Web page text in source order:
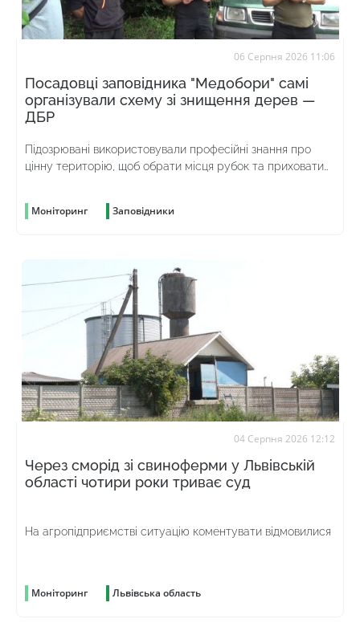
06 Серпня 2026 11:06
Посадовці заповідника "Медобори" самі
організували схему зі знищення дерев —
ДБР
Підозрювані використовували професійні знання про
цінну територію, щоб обрати місця рубок та приховати
Моніторинг Заповідники
04 Серпня 2026 12:12
Через сморід зі свиноферми у Львівській
області чотири роки триває суд
На агропідприємстві ситуацію коментувати відмовилися
Моніторинг Львівська область